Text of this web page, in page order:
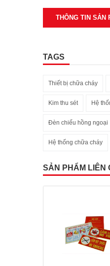
THÔNG TIN SẢN
TAGS
Thiết bị chữa cháy
Kim thu sét Hệ
Đèn chiếu hồng ngoại
Hệ thống chữa cháy
SẢN PHẨM LIÊN